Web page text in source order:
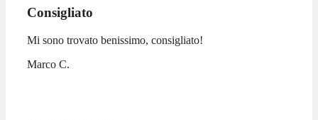
Consigliato
Mi sono trovato benissimo, consigliato!
Marco C.